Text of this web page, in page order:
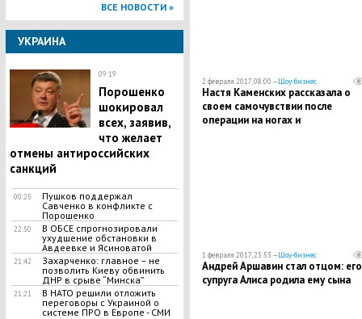
ВСЕ НОВОСТИ »
УКРАИНА
09:19
Порошенко
шокировал
всех, заявив,
что желает
отмены антироссийских
санкций
00:25
Пушков поддержал
Савченко в конфликте с
Порошенко
22:50
В ОБСЕ спрогнозировали
ухудшение обстановки в
Авдеевке и Ясиноватой
21:42
Захарченко: главное – не
позволить Киеву обвинить
ДНР в срыве “Минска”
21:21
В НАТО решили отложить
переговоры с Украиной о
системе ПРО в Европе - СМИ
2 февраля 2017, 08:00 —Шоу-бизнес
Настя Каменских рассказала о
своем самочувствии после
операции на ногах и
1 февраля 2017, 23:53 —Шоу-бизнес
Андрей Аршавин стал отцом: его
супруга Алиса родила ему сына